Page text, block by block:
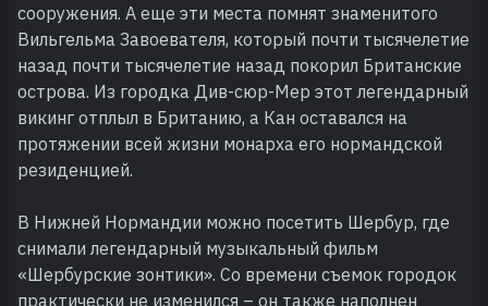
сооружения. А еще эти места помнят знаменитого
Вильгельма Завоевателя, который почти тысячелетие
назад почти тысячелетие назад покорил Британские
острова. Из городка Див-сюр-Мер этот легендарный
викинг отплыл в Британию, а Кан оставался на
протяжении всей жизни монарха его нормандской
резиденцией.
В Нижней Нормандии можно посетить Шербур, где
снимали легендарный музыкальный фильм
«Шербурские зонтики». Со времени съемок городок
практически не изменился – он также наполнен